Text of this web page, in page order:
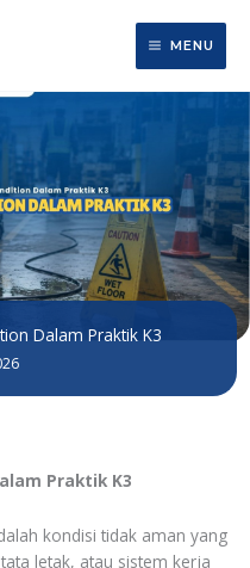
MENU
Dalam Praktik K3
Praktik K3
kondisi tidak aman yang
letak, atau sistem kerja